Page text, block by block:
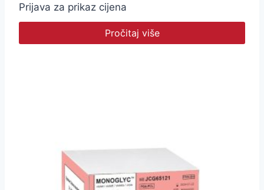
Prijava za prikaz cijena
Pročitaj više